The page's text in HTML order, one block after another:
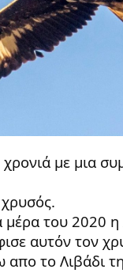
με μια
χρυσός.
μέρα του 2020
αυτόν τον
απο το Λιβάδι